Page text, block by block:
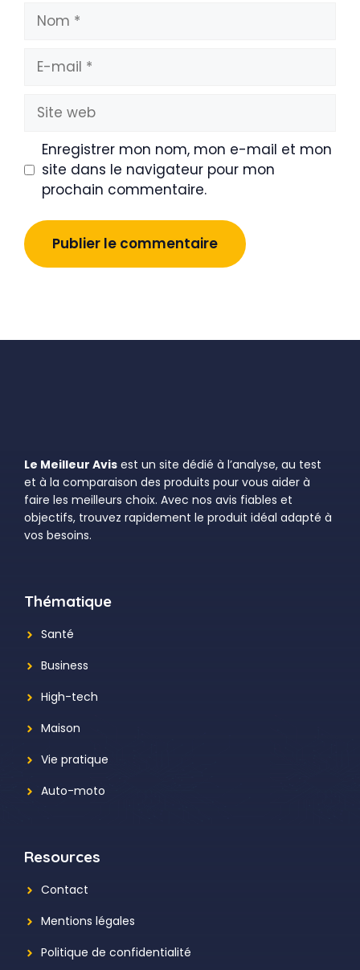
Nom
mail
Site
web
Enregistrer mon nom, mon e-mail et mon
site dans le navigateur pour mon
prochain commentaire.
Le Meilleur Avis est un site dédié à l’analyse, au test
et à la comparaison des produits pour vous aider à
faire les meilleurs choix. Avec nos avis fiables et
objectifs, trouvez rapidement le produit idéal adapté à
vos besoins.
Thématique
Santé
Business
High-tech
Maison
Vie pratique
Auto-moto
Resources
Contact
Mentions légales
Politique de confidentialité